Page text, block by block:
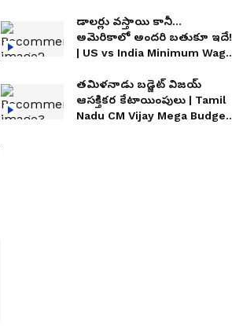
డాలర్లు వస్తాయి కానీ...
అమెరికాలో అందరి బతుకూ ఇదే!
| US vs India Minimum Wage
తమిళనాడు బడ్జెట్ విజయ్
ఆసక్తికర కేటాయింపులు | Tamil
Nadu CM Vijay Mega Budget